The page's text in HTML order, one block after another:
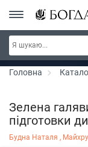
РОЗПРОДАЖ ~ 150 грн
300 грн ~
Головна
Зелена
підготовки
Будна Наталя ,